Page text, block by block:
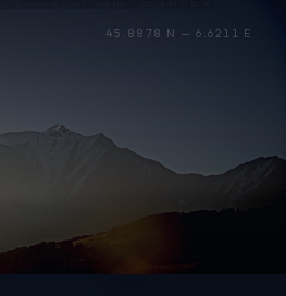
45.8878 N — 6.6211 E